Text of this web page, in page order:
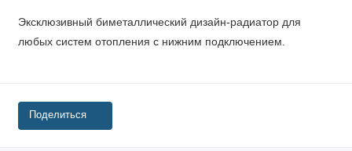
Эксклюзивный биметаллический дизайн-радиатор для
любых систем отопления с нижним подключением.
Поделиться